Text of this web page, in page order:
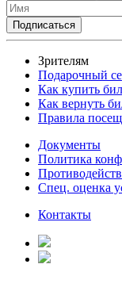
Зрителям
Подарочный
Как купить
Как вернуть
Правила
Документы
Политика
Спец. оценка
Контакты